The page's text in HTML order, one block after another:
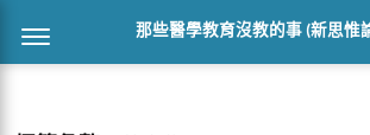
那些醫學教育沒教的事 (新思惟